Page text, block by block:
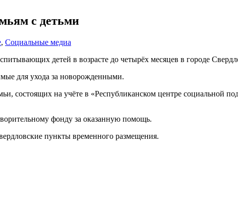
с детьми
, Социальные медиа
детей в возрасте до четырёх месяцев в городе
для ухода за новорожденными.
состоящих на учёте в «Республиканском центре социальной
фонду за оказанную помощь.
пункты временного размещения.